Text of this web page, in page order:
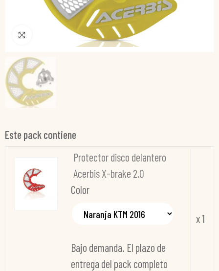
Pincha para agrandar
Este pack contiene
Protector disco delantero
Acerbis X-brake 2.0
Color
Bajo demanda. El plazo de
entrega del pack completo
x 1